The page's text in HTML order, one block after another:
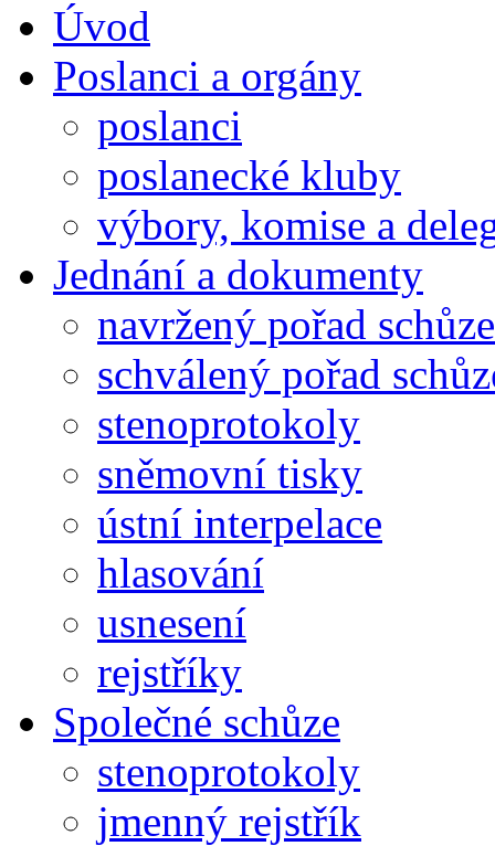
Úvod
Poslanci a orgány
poslanci
poslanecké kluby
výbory, komise a
Jednání a dokumenty
navržený pořad schůze
schválený pořad
stenoprotokoly
sněmovní tisky
ústní interpelace
hlasování
usnesení
rejstříky
Společné schůze
stenoprotokoly
jmenný rejstřík